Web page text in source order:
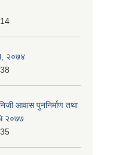
२०७४
आवास पुननिर्माण तथा
२०७७